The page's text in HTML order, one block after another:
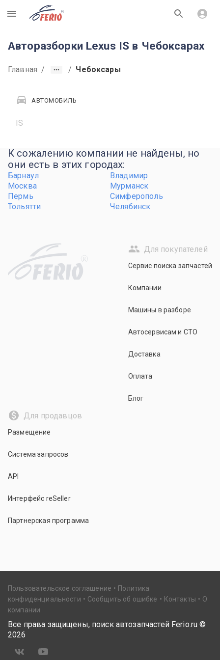
R
Авторазборки Lexus IS в Чебоксарах
Главная / / Чебоксары
АВТОМОБИЛЬ
IS
К сожалению компании не найдены, но
они есть в этих городах:
Барнаул
Владимир
Москва
Мурманск
Пермь
Симферополь
Тольятти
Челябинск
R
Для покупателей
Сервис поиска запчастей
Компании
Машины в разборе
Автосервисам и СТО
Доставка
Оплата
Блог
Для продавцов
Размещение
Система запросов
API
Интерфейс reSeller
Партнерская программа
Пользовательское соглашение
Политика
конфиденциальности
Сообщить об ошибке Контакты
О
компании
Все права защищены, поиск автозапчастей Ferio.ru ©
2026